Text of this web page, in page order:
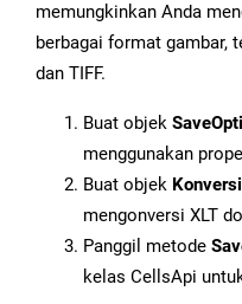
memungkinkan Anda
berbagai format gambar,
dan TIFF.
Buat objek
menggunakan
Buat objek
mengonversi XLT
Panggil metode
kelas CellsApi